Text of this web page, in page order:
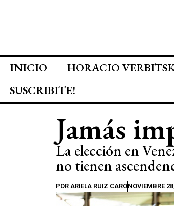
INICIO HORACIO
SUSCRIBITE!
Jamás
La elección en
no tienen
POR ARIELA RUIZ CARONOVIEMBRE